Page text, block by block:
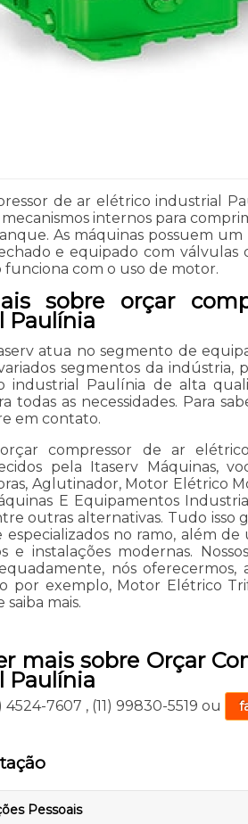
de ar elétrico industrial
internos para
As máquinas possuem
e equipado com válvulas
com o uso de motor.
sobre orçar
Paulínia
atua no segmento de
segmentos da indústria,
industrial Paulínia de alta
todas as necessidades. Para
em contato.
compressor de ar
pela Itaserv Máquinas,
Aglutinador, Motor Elétrico
E Equipamentos
outras alternativas. Tudo isso
especializados no ramo, além
e instalações modernas.
nós
por exemplo, Motor Elétrico
saiba mais.
mais sobre Orçar
Paulínia
4524-7607 , (11) 99830-5519 ou
Pessoais